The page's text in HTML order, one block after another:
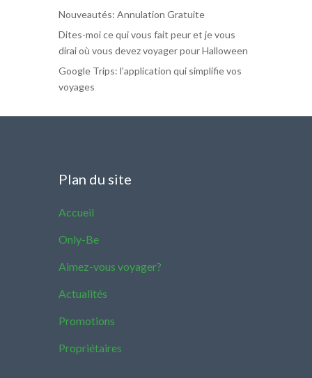
Nouveautés: Annulation Gratuite
Dites-moi ce qui vous fait peur et je vous
dirai où vous devez voyager pour Halloween
Google Trips: l’application qui simplifie vos
voyages
Plan du site
Accueil
Only-Be
Aimez-vous voyager?
Actualités
Promotions
Propriétaires